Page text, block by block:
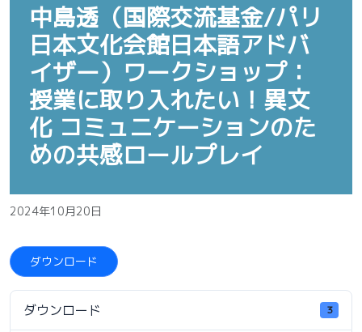
中島透（国際交流基金/パリ
日本文化会館日本語アドバ
イザー）ワークショップ：
授業に取り入れたい！異文
化 コミュニケーションのた
めの共感ロールプレイ
2024年10月20日
ダウンロード
ダウンロード 3